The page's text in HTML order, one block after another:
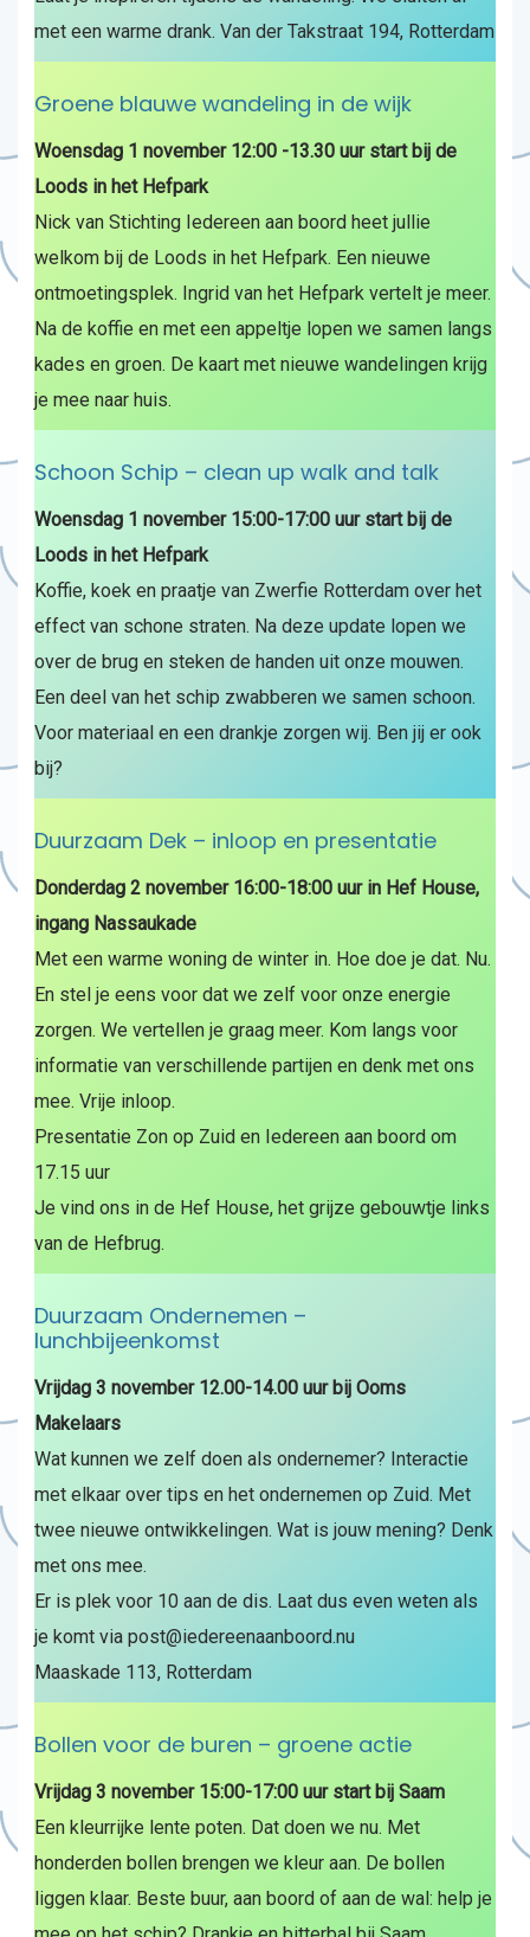
met een warme drank. Van der Takstraat 194, Rotterdam
Groene blauwe wandeling in de wijk
Woensdag 1 november 12:00 -13.30 uur start bij de
Loods in het Hefpark
Nick van Stichting Iedereen aan boord heet jullie
welkom bij de Loods in het Hefpark. Een nieuwe
ontmoetingsplek. Ingrid van het Hefpark vertelt je meer.
Na de koffie en met een appeltje lopen we samen langs
kades en groen. De kaart met nieuwe wandelingen krijg
je mee naar huis.
Schoon Schip – clean up walk and talk
Woensdag 1 november 15:00-17:00 uur start bij de
Loods in het Hefpark
Koffie, koek en praatje van Zwerfie Rotterdam over het
effect van schone straten. Na deze update lopen we
over de brug en steken de handen uit onze mouwen.
Een deel van het schip zwabberen we samen schoon.
Voor materiaal en een drankje zorgen wij. Ben jij er ook
bij?
Duurzaam Dek – inloop en presentatie
Donderdag 2 november 16:00-18:00 uur in Hef House,
ingang Nassaukade
Met een warme woning de winter in. Hoe doe je dat. Nu.
En stel je eens voor dat we zelf voor onze energie
zorgen. We vertellen je graag meer. Kom langs voor
informatie van verschillende partijen en denk met ons
mee. Vrije inloop.
Presentatie Zon op Zuid en Iedereen aan boord om
17.15 uur
Je vind ons in de Hef House, het grijze gebouwtje links
van de Hefbrug.
Duurzaam Ondernemen –
lunchbijeenkomst
Vrijdag 3 november 12.00-14.00 uur bij Ooms
Makelaars
Wat kunnen we zelf doen als ondernemer? Interactie
met elkaar over tips en het ondernemen op Zuid. Met
twee nieuwe ontwikkelingen. Wat is jouw mening? Denk
met ons mee.
Er is plek voor 10 aan de dis. Laat dus even weten als
je komt via post@iedereenaanboord.nu
Maaskade 113, Rotterdam
Bollen voor de buren – groene actie
Vrijdag 3 november 15:00-17:00 uur start bij Saam
Een kleurrijke lente poten. Dat doen we nu. Met
honderden bollen brengen we kleur aan. De bollen
liggen klaar. Beste buur, aan boord of aan de wal: help je